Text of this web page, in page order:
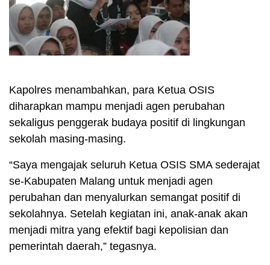
Kapolres menambahkan, para Ketua OSIS
diharapkan mampu menjadi agen perubahan
sekaligus penggerak budaya positif di lingkungan
sekolah masing-masing.
“Saya mengajak seluruh Ketua OSIS SMA sederajat
se-Kabupaten Malang untuk menjadi agen
perubahan dan menyalurkan semangat positif di
sekolahnya. Setelah kegiatan ini, anak-anak akan
menjadi mitra yang efektif bagi kepolisian dan
pemerintah daerah,” tegasnya.